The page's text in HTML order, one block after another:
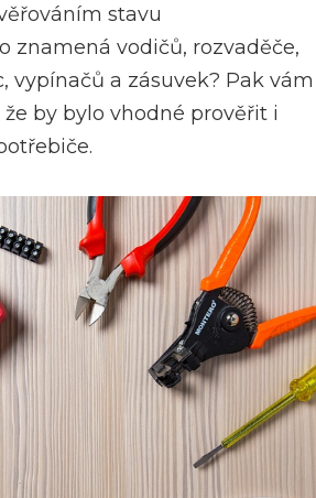
stavu
znamená vodičů, rozvaděče,
vypínačů a zásuvek? Pak vám
by bylo vhodné prověřit i